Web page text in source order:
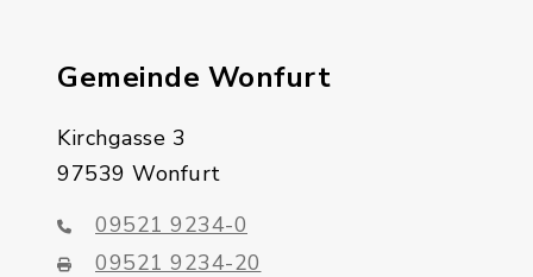
Gemeinde Wonfurt
Kirchgasse 3
97539 Wonfurt
09521 9234-0
09521 9234-20